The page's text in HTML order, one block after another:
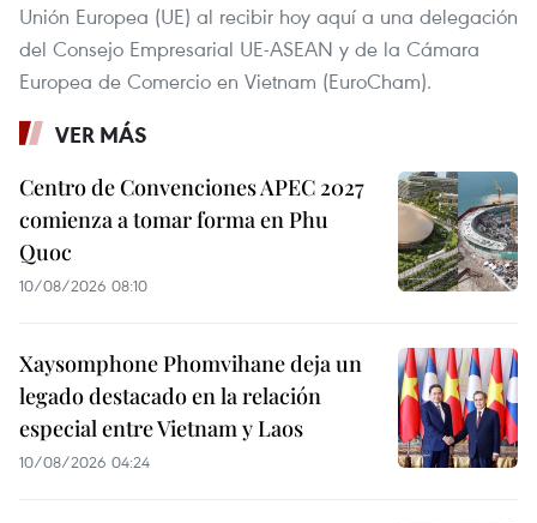
Unión Europea (UE) al recibir hoy aquí a una delegación
del Consejo Empresarial UE-ASEAN y de la Cámara
Europea de Comercio en Vietnam (EuroCham).
VER MÁS
Centro de Convenciones APEC 2027
comienza a tomar forma en Phu
Quoc
10/08/2026 08:10
Xaysomphone Phomvihane deja un
legado destacado en la relación
especial entre Vietnam y Laos
10/08/2026 04:24